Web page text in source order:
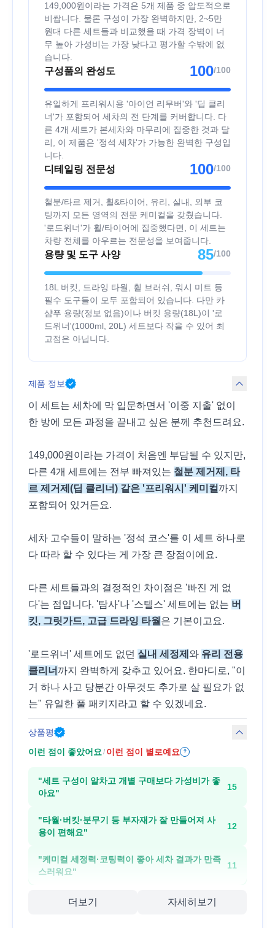
149,000원이라는 가격은 5개 제품 중 압도적으로
비쌉니다. 물론 구성이 가장 완벽하지만, 2~5만
원대 다른 세트들과 비교했을 때 가격 장벽이 너
무 높아 가성비는 가장 낮다고 평가할 수밖에 없
습니다.
구성품의 완성도 100/100
유일하게 프리워시용 '아이언 리무버'와 '딥 클리
너'가 포함되어 세차의 전 단계를 커버합니다. 다
른 4개 세트가 본세차와 마무리에 집중한 것과 달
리, 이 제품은 '정석 세차'가 가능한 완벽한 구성입
니다.
디테일링 전문성 100/100
철분/타르 제거, 휠&타이어, 유리, 실내, 외부 코
팅까지 모든 영역의 전문 케미컬을 갖췄습니다.
'로드위너'가 휠/타이어에 집중했다면, 이 세트는
차량 전체를 아우르는 전문성을 보여줍니다.
용량 및 도구 사양 85/100
18L 버킷, 드라잉 타월, 휠 브러쉬, 워시 미트 등
필수 도구들이 모두 포함되어 있습니다. 다만 카
샴푸 용량(정보 없음)이나 버킷 용량(18L)이 '로
드위너'(1000ml, 20L) 세트보다 작을 수 있어 최
고점은 아닙니다.
제품 정보
이 세트는 세차에 막 입문하면서 '이중 지출' 없이
한 방에 모든 과정을 끝내고 싶은 분께 추천드려요.
149,000원이라는 가격이 처음엔 부담될 수 있지만,
다른 4개 세트에는 전부 빠져있는 철분 제거제, 타
르 제거제(딥 클리너) 같은 '프리워시' 케미컬까지
포함되어 있거든요.
세차 고수들이 말하는 '정석 코스'를 이 세트 하나로
다 따라 할 수 있다는 게 가장 큰 장점이에요.
다른 세트들과의 결정적인 차이점은 '빠진 게 없
다'는 점입니다. '탐사'나 '스텔스' 세트에는 없는 버
킷, 그릿가드, 고급 드라잉 타월 은 기본이고요.
'로드위너' 세트에도 없던 실내 세정제 와 유리 전용
클리너 까지 완벽하게 갖추고 있어요. 한마디로, "이
거 하나 사고 당분간 아무것도 추가로 살 필요가 없
는" 유일한 풀 패키지라고 할 수 있겠네요.
상품평
이런 점이 좋았어요/ 이런 점이 별로예요 ?
"세트 구성이 알차고 개별 구매보다 가성비가 좋
아요"
15
"타월·버킷·분무기 등 부자재가 잘 만들어져 사
용이 편해요"
12
"케미컬 세정력·코팅력이 좋아 세차 결과가 만족
스러워요"
11
더보기 자세히보기